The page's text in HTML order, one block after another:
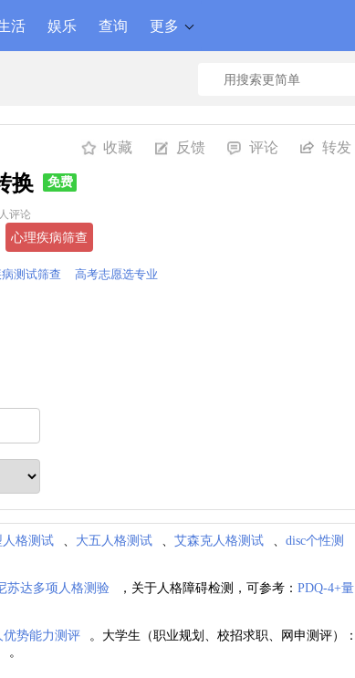
活 娱乐 查询 更多
收藏 反馈 评论 转发
换 免费
人评论
测试筛查 高考志愿选专业
人格测试 、 大五人格测试 、艾森克人格测试 、disc个性测
苏达多项人格测验 ，关于人格障碍检测，可参考：PDQ-4+量
优势能力测评
。大学生（职业规划、校招求职、网申测评）：
。